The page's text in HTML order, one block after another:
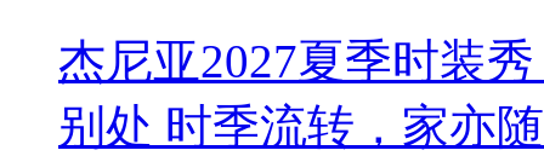
杰尼亚2027夏季时装
别处 时季流转，家亦